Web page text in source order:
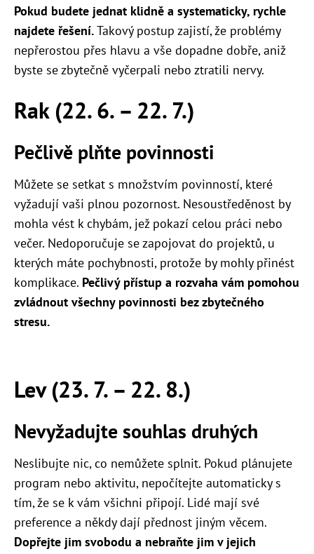
Pokud budete jednat klidně a systematicky, rychle
najdete řešení.Takový postup zajistí, že problémy
nepřerostou přes hlavu a vše dopadne dobře, aniž
byste se zbytečně vyčerpali nebo ztratili nervy.
Rak (22. 6. – 22. 7.)
Pečlivě plňte povinnosti
Můžete se setkat s množstvím povinností, které
vyžadují vaši plnou pozornost. Nesoustředěnost by
mohla vést k chybám, jež pokazí celou práci nebo
večer. Nedoporučuje se zapojovat do projektů, u
kterých máte pochybnosti, protože by mohly přinést
komplikace. Pečlivý přístup a rozvaha vám pomohou
zvládnout všechny povinnosti bez zbytečného
stresu.
Lev (23. 7. – 22. 8.)
Nevyžadujte souhlas druhých
Neslibujte nic, co nemůžete splnit. Pokud plánujete
program nebo aktivitu, nepočítejte automaticky s
tím, že se k vám všichni připojí. Lidé mají své
preference a někdy dají přednost jiným věcem.
Dopřejte jim svobodu a nebraňte jim v jejich